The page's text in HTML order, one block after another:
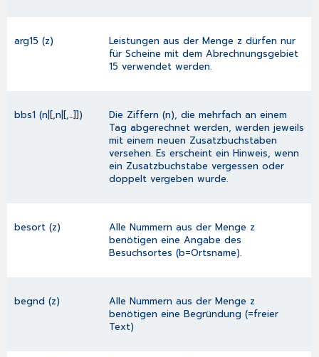
arg15 (z)
Leistungen aus der Menge z dürfen nur
für Scheine mit dem Abrechnungsgebiet
15 verwendet werden.
bbs1 (n|[,n|[,...]])
Die Ziffern (n), die mehrfach an einem
Tag abgerechnet werden, werden jeweils
mit einem neuen Zusatzbuchstaben
versehen. Es erscheint ein Hinweis, wenn
ein Zusatzbuchstabe vergessen oder
doppelt vergeben wurde.
besort (z)
Alle Nummern aus der Menge z
benötigen eine Angabe des
Besuchsortes (b=Ortsname).
begnd (z)
Alle Nummern aus der Menge z
benötigen eine Begründung (=freier
Text)